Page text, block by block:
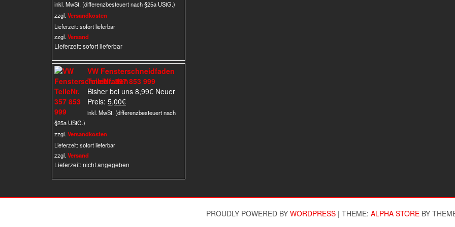
war:
Preis
inkl. MwSt. (differenzbesteuert nach §25a UStG.)
zzgl. Versandkosten
Lieferzeit:sofort lieferbar
zzgl. Versand
Lieferzeit: sofort lieferbar
VW Fensterschneidfaden
TeileNr. 357 853 999
Bisher bei uns 8,99€ Ursprünglicher
war:
Neuer
Preis: 5,00€Aktueller
Preis
inkl. MwSt. (differenzbesteuert nach
§25a UStG.)
zzgl. Versandkosten
Lieferzeit:sofort lieferbar
zzgl. Versand
Lieferzeit: nicht angegeben
PROUDLY POWERED BY WORDPRESS | THEME: ALPHA STOREBY